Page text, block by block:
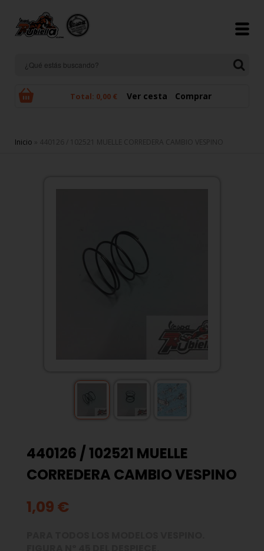
Total: 0,00 € Ver cesta Comprar
Se encuentra usted aquí
Inicio » 440126 / 102521 MUELLE CORREDERA CAMBIO VESPINO
440126 / 102521 MUELLE
CORREDERA CAMBIO VESPINO
1,09 €